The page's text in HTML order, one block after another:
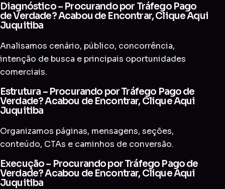
Diagnóstico – Procurando por Tráfego Pago
de Verdade? Acabou de Encontrar, Clique Aqui
Juquitiba
Analisamos cenário, público, concorrência,
intenção de busca e principais oportunidades
comerciais.
Estrutura – Procurando por Tráfego Pago de
Verdade? Acabou de Encontrar, Clique Aqui
Juquitiba
Organizamos páginas, mensagens, seções,
conteúdo, CTAs e caminhos de conversão.
Execução – Procurando por Tráfego Pago de
Verdade? Acabou de Encontrar, Clique Aqui
Juquitiba